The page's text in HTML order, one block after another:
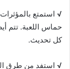
√ استمتع
حماس اللعبة. تتم
كل تحديث.
√ استفد من طرق